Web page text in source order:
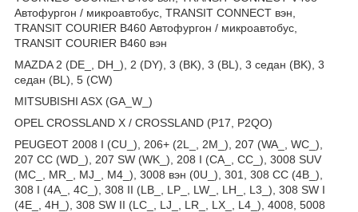
Автофургон / микроавтобус, TRANSIT CONNECT вэн,
TRANSIT COURIER B460 Автофургон / микроавтобус,
TRANSIT COURIER B460 вэн
MAZDA 2 (DE_, DH_), 2 (DY), 3 (BK), 3 (BL), 3 седан (BK), 3
седан (BL), 5 (CW)
MITSUBISHI ASX (GA_W_)
OPEL CROSSLAND X / CROSSLAND (P17, P2QO)
PEUGEOT 2008 I (CU_), 206+ (2L_, 2M_), 207 (WA_, WC_),
207 CC (WD_), 207 SW (WK_), 208 I (CA_, CC_), 3008 SUV
(MC_, MR_, MJ_, M4_), 3008 вэн (0U_), 301, 308 CC (4B_),
308 I (4A_, 4C_), 308 II (LB_, LP_, LW_, LH_, L3_), 308 SW I
(4E_, 4H_), 308 SW II (LC_, LJ_, LR_, LX_, L4_), 4008, 5008